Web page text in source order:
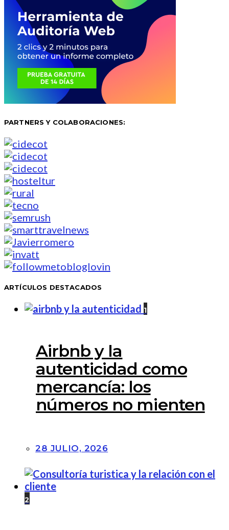
PARTNERS Y COLABORACIONES:
ARTÍCULOS DESTACADOS
1
Airbnb y la
autenticidad como
mercancía: los
números no mienten
28 JULIO, 2026
2